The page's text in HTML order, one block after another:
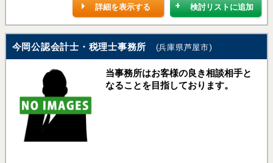
検討リストに追加
詳細を表示する
今岡公認会計士・税理士事務所 (兵庫県芦屋市)
当事務所はお客様の良き相談相手と
なることを目指しております。